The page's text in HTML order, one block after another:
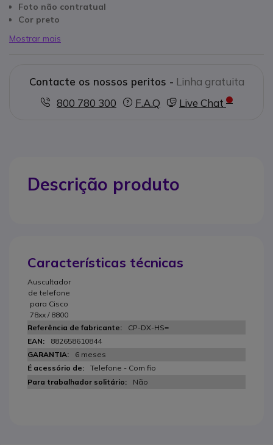
Foto não contratual
Cor preto
Mostrar mais
Contacte os nossos peritos - Linha gratuita
800 780 300
F.A.Q Live Chat
Descrição produto
Características técnicas
Auscultador
de telefone
para Cisco
78xx / 8800
CP-DX-HS=
882658610844
6 meses
Telefone - Com fio
Não